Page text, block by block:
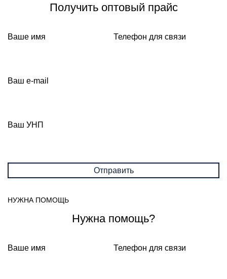
Получить оптовый прайс
Ваше имя Телефон для связи
Ваш e-mail
Ваш УНП
НУЖНА ПОМОЩЬ
Нужна помощь?
Ваше имя Телефон для связи